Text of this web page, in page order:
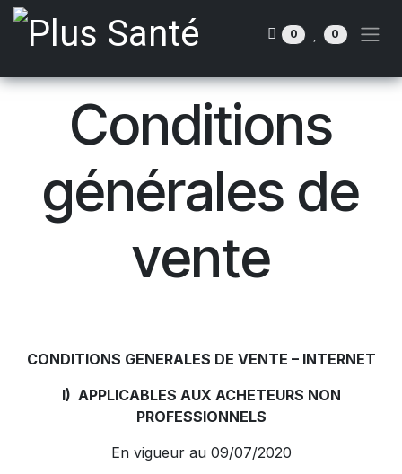
Se rendre au contenu
0 0
Conditions
générales de
vente
CONDITIONS GENERALES DE VENTE – INTERNET
I) APPLICABLES AUX ACHETEURS NON
PROFESSIONNELS
En vigueur au 09/07/2020